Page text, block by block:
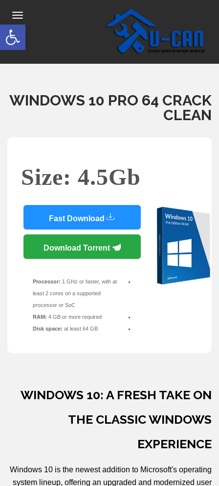
פתח
WINDOWS 10 PRO 64 CRACK
CLEAN
Size: 4.5Gb
Processor: 1 GHz or faster, with at
least 2 cores on a supported
processor or SoC
RAM: 4 GB or more required
Disk space: at least 64 GB
WINDOWS 10: A FRESH TAKE ON
THE CLASSIC WINDOWS
EXPERIENCE
Windows 10 is the newest addition to Microsoft's operating
system lineup, offering an upgraded and modernized user